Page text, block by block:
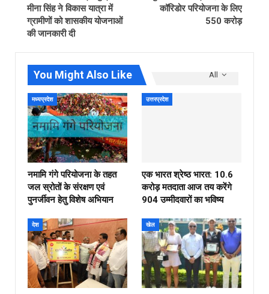
मीना सिंह ने विकास यात्रा में
ग्रामीणों को शासकीय योजनाओं
की जानकारी दी
कॉरिडोर परियोजना के लिए
550 करोड़
All
You Might Also Like
मध्यप्रदेश
नमामि गंगे परियोजना के तहत
जल स्रोतों के संरक्षण एवं
पुनर्जीवन हेतु विशेष अभियान
उत्तरप्रदेश
एक भारत श्रेष्ठ भारत: 10.6
करोड़ मतदाता आज तय करेंगे
904 उम्मीदवारों का भविष्य
देश खेल